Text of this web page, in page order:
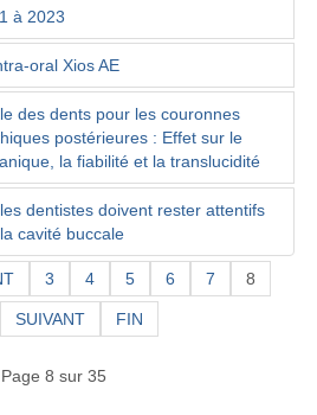
à 2023
oral Xios AE
des dents pour les couronnes
postérieures : Effet sur le
la fiabilité et la translucidité
dentistes doivent rester attentifs
cavité buccale
3 4 5 6 7 8
SUIVANT FIN
Page 8 sur 35